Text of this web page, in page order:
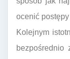
ocenić
Kolejnym